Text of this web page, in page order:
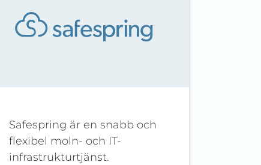
Safespring är en snabb och
flexibel moln- och IT-
infrastrukturtjänst.